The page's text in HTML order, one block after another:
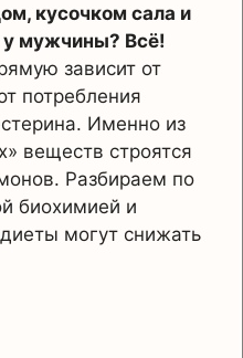
кусочком сала и
у мужчины? Всё!
зависит от
потребления
Именно из
веществ строятся
Разбираем по
биохимией и
могут снижать